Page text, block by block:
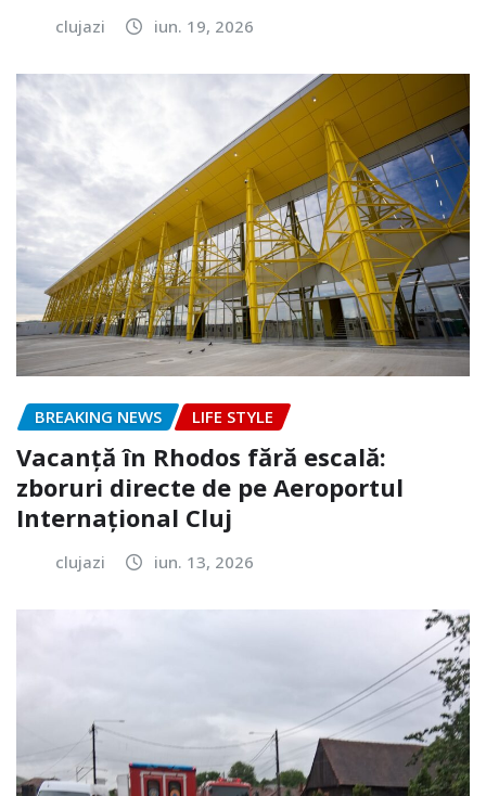
clujazi iun. 19, 2026
BREAKING NEWS LIFE STYLE
Vacanță în Rhodos fără escală:
zboruri directe de pe Aeroportul
Internațional Cluj
clujazi iun. 13, 2026